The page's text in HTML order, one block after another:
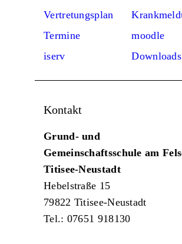
Vertretungsplan
Termine
moodle
iserv
Downloads
Kontakt
Grund- und
Gemeinschaftsschule am
Titisee-Neustadt
Hebelstraße 15
79822 Titisee-Neustadt
Tel.: 07651 918130